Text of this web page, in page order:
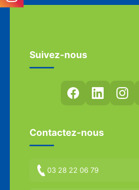
Suivez-nous
Contactez-nous
03 28 22 06 79